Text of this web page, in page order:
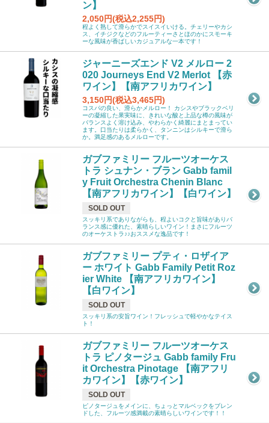
ン】
2,050円(税込2,255円)
程よく熟して滑らかでスイスイいける。チェリーやカシ
ス、イチジクなどのフルーティーさとほのかにスモーキ
ーな風味が香ばしいカジュアルな一本です！
ジャーニーズエンド V2 メルロー 2
020 Journeys End V2 Merlot 【赤
ワイン】【南アフリカワイン】
3,150円(税込3,465円)
コスパの良い、滑らかメルロー！ カシスやブラックベリ
ーの凝縮した果実味に、きれいな酸と上品な樽の風味が
バランスよく溶け込み、やわらかく綺麗にまとまってい
ます。口当たりは柔らかく、タンニンはシルキーで滑ら
か。満足感のあるメルローです。
ガブファミリー フルーツオーケス
トラ シュナン・ブラン Gabb famil
y Fruit Orchestra Chenin Blanc
【南アフリカワイン】【白ワイン】
SOLD OUT
スッキリ系でありながらも、程よいコクと旨味がありバ
ランス感に優れた、素晴らしいワイン！まさにフルーツ
のオーケストラ♪♪おススメな逸品です！
ガブファミリー プティ・ロザイア
ー ホワイト Gabb Family Petit Roz
ier White 【南アフリカワイン】
【白ワイン】
SOLD OUT
スッキリ系の安旨ワイン！フレッシュで軽やかなテイス
ト！
ガブファミリー フルーツオーケス
トラ ピノタージュ Gabb family Fru
it Orchestra Pinotage 【南アフリ
カワイン】【赤ワイン】
SOLD OUT
ピノタージュをメインに、ちょっとマルベックをブレン
ドした、フルーツ感満載の素晴らしいワインです！！